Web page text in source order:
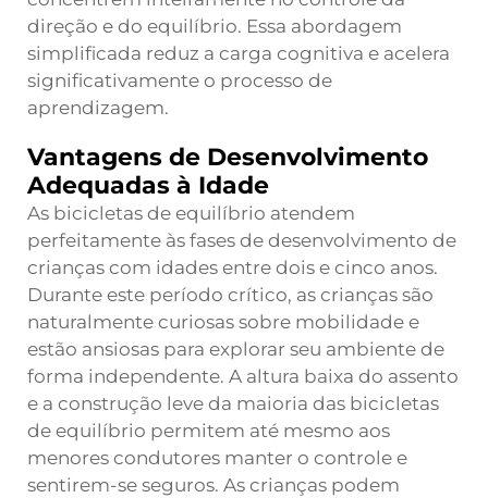
direção e do equilíbrio. Essa abordagem
simplificada reduz a carga cognitiva e acelera
significativamente o processo de
aprendizagem.
Vantagens de Desenvolvimento
Adequadas à Idade
As bicicletas de equilíbrio atendem
perfeitamente às fases de desenvolvimento de
crianças com idades entre dois e cinco anos.
Durante este período crítico, as crianças são
naturalmente curiosas sobre mobilidade e
estão ansiosas para explorar seu ambiente de
forma independente. A altura baixa do assento
e a construção leve da maioria das bicicletas
de equilíbrio permitem até mesmo aos
menores condutores manter o controle e
sentirem-se seguros. As crianças podem